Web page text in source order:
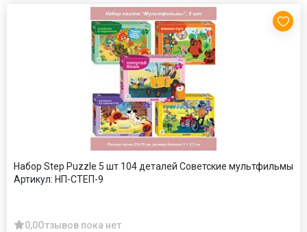
Набор Step Puzzle 5 шт 104 деталей Советские мультфильмы
Артикул: НП-СТЕП-9
0,0Отзывов пока нет